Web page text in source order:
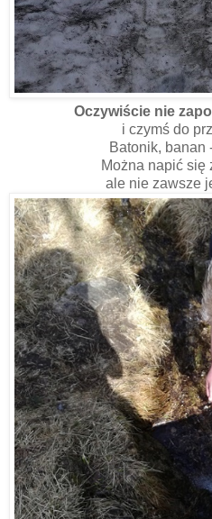
Oczywiście nie
i czymś do
Batonik, banan
Można napić się
ale nie zawsze